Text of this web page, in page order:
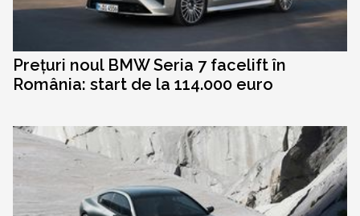
Prețuri noul BMW Seria 7 facelift în
România: start de la 114.000 euro